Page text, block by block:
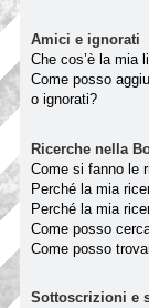
Amici e ignorati
Che cos’è la mia
Come posso
o ignorati?
Ricerche nella
Come si fanno le
Perché la mia
Perché la mia
Come posso
Come posso
Sottoscrizioni e